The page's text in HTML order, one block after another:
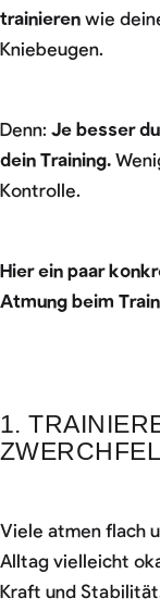
trainieren wie
Kniebeugen.
Denn: Je besser
dein Training.
Kontrolle.
Hier ein paar
Atmung beim
1.
Viele atmen flach
Alltag vielleicht
Kraft und